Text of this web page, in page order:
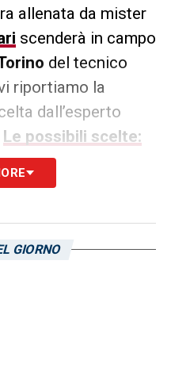
allenata da mister
scenderà in campo
del tecnico
riportiamo la
dall’esperto
Le possibili scelte:
Dossena, Obert,
GIORNO